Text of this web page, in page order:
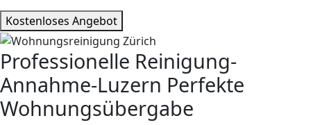
Kostenloses Angebot
Professionelle Reinigung-
Annahme-Luzern Perfekte
Wohnungsübergabe